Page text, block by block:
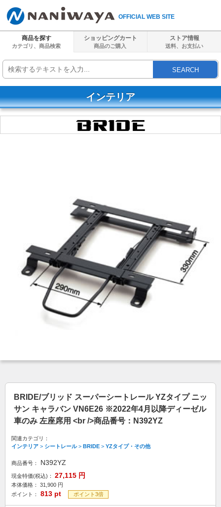
OFFICIAL WEB SITE
商品を探す
カテゴリ、商品検索
ショッピングカート
商品のご購入
ストア情報
送料、 お支払い
SEARCH
インテリア
BRIDE/ブリッド スーパーシートレール YZタイプ ニッ
サン キャラバン VN6E26 ※2022年4月以降ディーゼル
車のみ 左座席用 <br />商品番号：N392YZ
関連カテゴリ：
インテリア > シートレール> BRIDE > YZタイプ・その他
商品番号： N392YZ
現金特価(税込)： 27,115 円
本体価格： 31,900 円
ポイント：
813 pt ポイント3倍